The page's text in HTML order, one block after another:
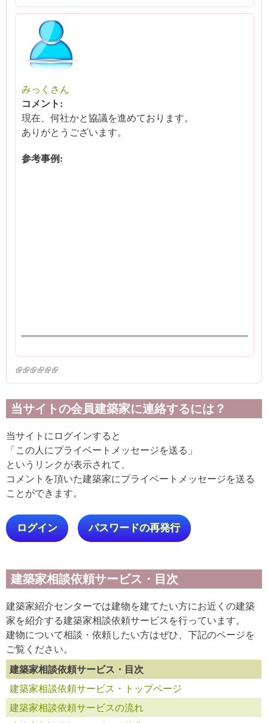
みっくさん
コメント:
現在、何社かと協議を進めております。
ありがとうございます。
参考事例:
(link is external)
(link is external)
(link is external)
(link is external)
(link is external)
(link is external)
当サイトの会員建築家に連絡するには？
当サイトにログインすると
「この人にプライベートメッセージを送る」
というリンクが表示されて、
コメントを頂いた建築家にプライベートメッセージを送る
ことができます。
ログイン パスワードの再発行
建築家相談依頼サービス・目次
建築家紹介センターでは建物を建てたい方にお近くの建築
家を紹介する建築家相談依頼サービスを行っています。
建物について相談・依頼したい方はぜひ、下記のページを
ご覧ください。
建築家相談依頼サービス・目次
建築家相談依頼サービス・トップページ
建築家相談依頼サービスの流れ